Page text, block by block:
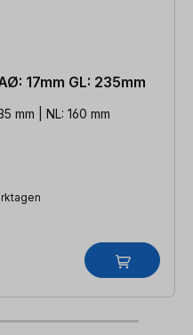
17mm GL: 235mm
mm | NL: 160 mm